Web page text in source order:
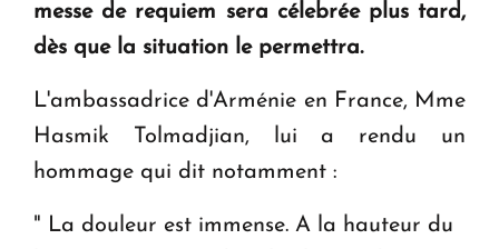
ouvrira ses portes à Dilijan
messe de requiem sera célebrée plus tard,
dès que la situation le permettra.
L'ambassadrice d'Arménie en France, Mme
Hasmik Tolmadjian, lui a rendu un
hommage qui dit notamment :
" La douleur est immense. A la hauteur du